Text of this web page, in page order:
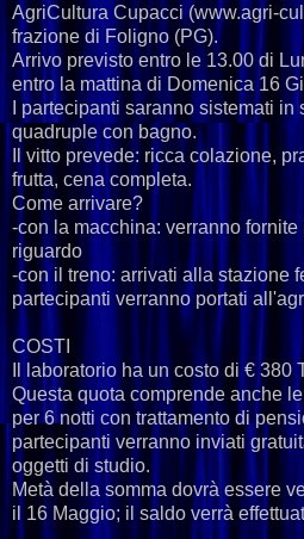
AgriCultura Cupacci (www.agri-
frazione di Foligno (PG).
Arrivo previsto entro le 13.00 di
entro la mattina di Domenica 16
I partecipanti saranno sistemati
quadruple con bagno.
Il vitto prevede: ricca colazione,
frutta, cena completa.
Come arrivare?
-con la macchina: verranno
riguardo
-con il treno: arrivati alla stazione
partecipanti verranno portati
COSTI
Il laboratorio ha un costo di € 380
Questa quota comprende anche
per 6 notti con trattamento di
partecipanti verranno inviati
oggetti di studio.
Metà della somma dovrà essere
il 16 Maggio; il saldo verrà